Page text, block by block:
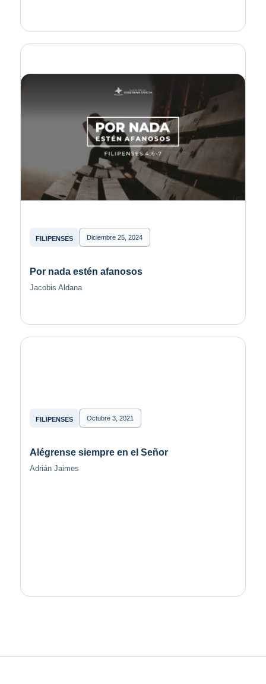
FILIPENSES Diciembre 25, 2024
Por nada estén afanosos
Jacobis Aldana
FILIPENSES Octubre 3, 2021
Alégrense siempre en el Señor
Adrián Jaimes